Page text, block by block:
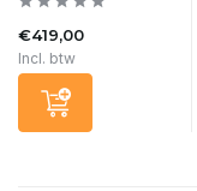
€419,00
Incl. btw